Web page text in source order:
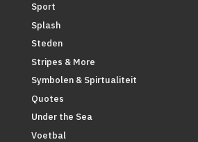
Sport
Splash
Steden
Stripes & More
Symbolen & Spirtualiteit
Quotes
Under the Sea
Voetbal